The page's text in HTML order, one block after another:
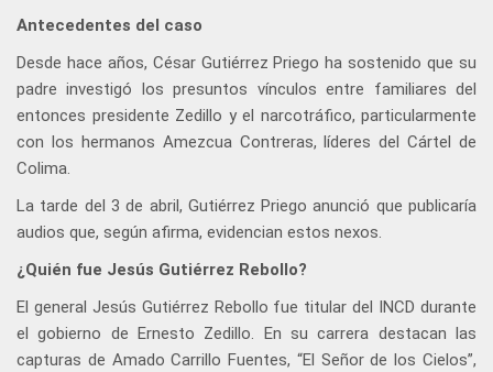
Antecedentes del caso
Desde hace años, César Gutiérrez Priego ha sostenido que su
padre investigó los presuntos vínculos entre familiares del
entonces presidente Zedillo y el narcotráfico, particularmente
con los hermanos Amezcua Contreras, líderes del Cártel de
Colima.
La tarde del 3 de abril, Gutiérrez Priego anunció que publicaría
audios que, según afirma, evidencian estos nexos.
¿Quién fue Jesús Gutiérrez Rebollo?
El general Jesús Gutiérrez Rebollo fue titular del INCD durante
el gobierno de Ernesto Zedillo. En su carrera destacan las
capturas de Amado Carrillo Fuentes, “El Señor de los Cielos”,